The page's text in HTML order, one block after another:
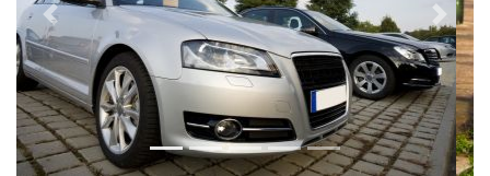
Previous Next